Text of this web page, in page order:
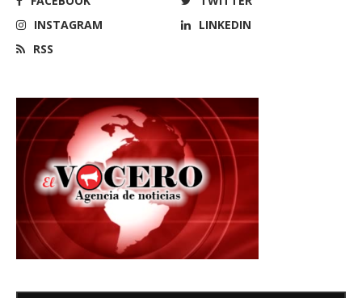
INSTAGRAM
LINKEDIN
RSS